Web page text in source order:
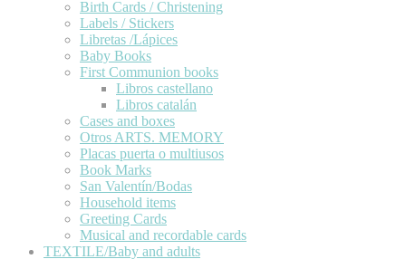
Birth Cards / Christening
Labels / Stickers
Libretas /Lápices
Baby Books
First Communion books
Libros castellano
Libros catalán
Cases and boxes
Otros ARTS. MEMORY
Placas puerta o multiusos
Book Marks
San Valentín/Bodas
Household items
Greeting Cards
Musical and recordable cards
TEXTILE/Baby and adults